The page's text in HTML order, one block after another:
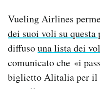
Vueling Airlines
dei suoi voli su questa
diffusouna lista dei
comunicato che «i
biglietto Alitalia per il